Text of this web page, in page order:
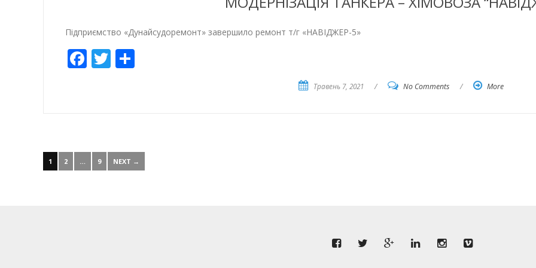
Підприємство «Дунайсудоремонт» завершило ремонт т/г «НАВІДЖЕР-5»
Facebook
Twitter
Share
Травень 7, 2021 / No Comments / More
1 2 … 9 NEXT →